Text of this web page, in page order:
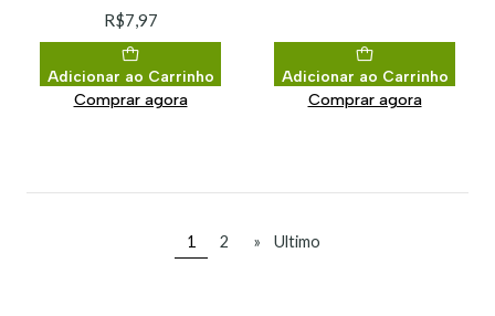
R$7,97
Adicionar ao Carrinho
Comprar agora
Adicionar ao Carrinho
Comprar agora
1 2 » Ultimo